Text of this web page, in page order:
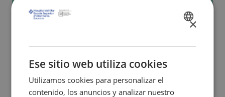
SPANISH
×
Ese sitio web utiliza cookies
Utilizamos cookies para personalizar el
contenido, los anuncios y analizar nuestro